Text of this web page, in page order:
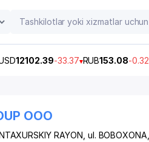
12102.39-33.37 RUB153.08-0.32
OOO
RAYON ul. BOBOXONA